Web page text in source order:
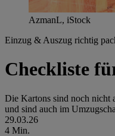
AzmanL, iStock
Einzug & Auszug richtig
Checkliste
Die Kartons sind noch nicht
und sind auch im
29.03.26
4 Min.